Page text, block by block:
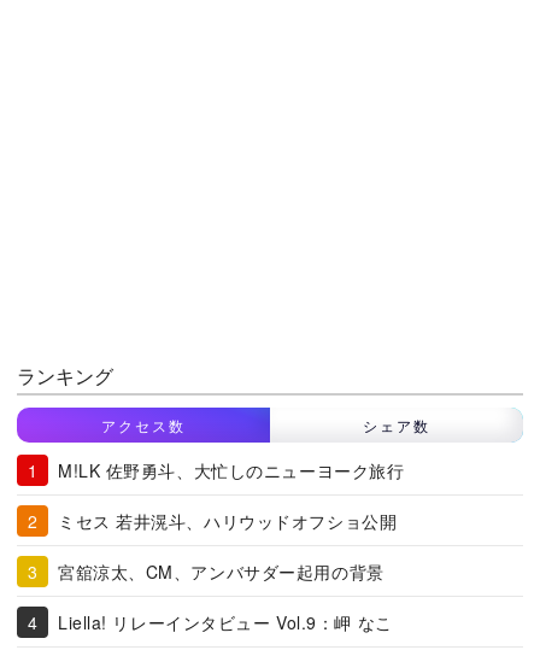
ランキング
アクセス数 シェア数
M!LK 佐野勇斗、大忙しのニューヨーク旅行
ミセス 若井滉斗、ハリウッドオフショ公開
宮舘涼太、CM、アンバサダー起用の背景
Liella! リレーインタビュー Vol.9：岬 なこ